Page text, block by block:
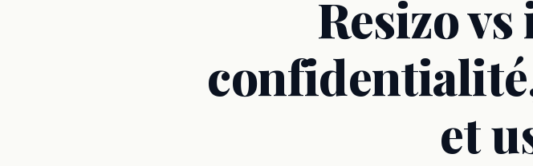
Resizo
et